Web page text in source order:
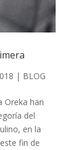
| BLOG
Oreka han
del
en la
fin de